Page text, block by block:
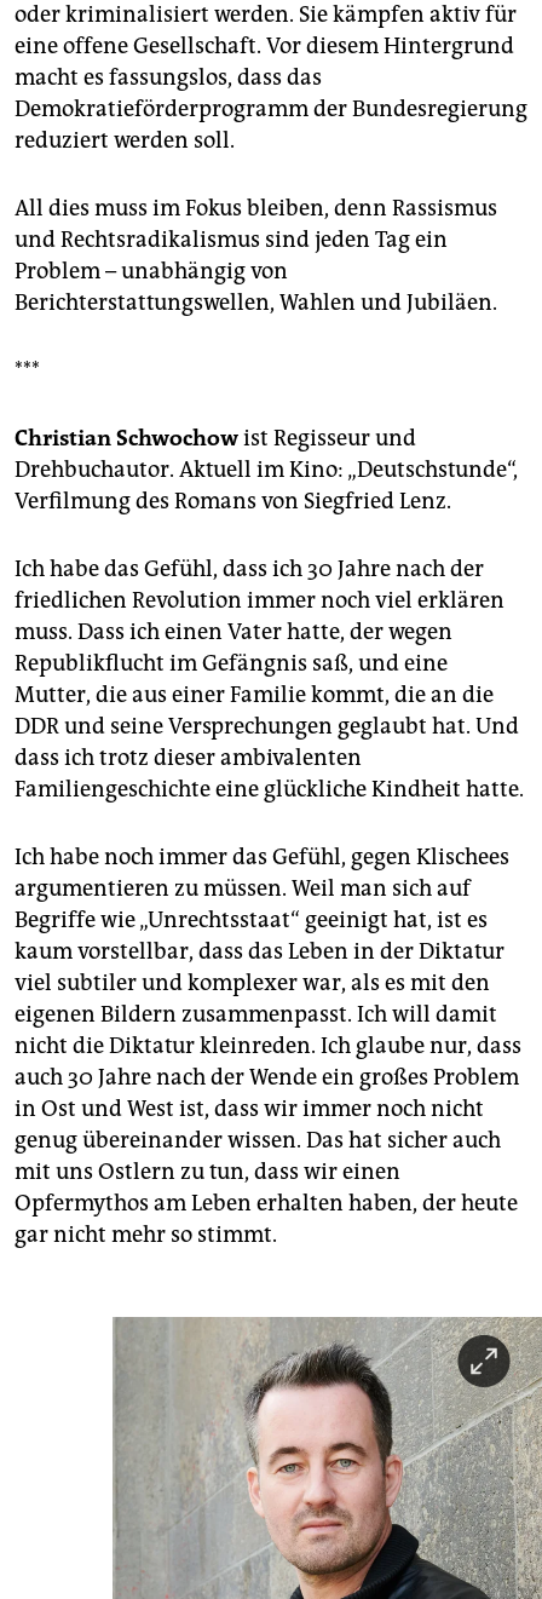
oder kriminalisiert werden. Sie kämpfen aktiv für
eine offene Gesellschaft. Vor diesem Hintergrund
macht es fassungslos, dass das
Demokratieförderprogramm der Bundesregierung
reduziert werden soll.
All dies muss im Fokus bleiben, denn Rassismus
und Rechtsradikalismus sind jeden Tag ein
Problem – unabhängig von
Berichterstattungswellen, Wahlen und Jubiläen.
***
Christian Schwochowist Regisseur und
Drehbuchautor. Aktuell im Kino: „Deutsch­stunde“,
Verfilmung des Romans von Siegfried Lenz.
Ich habe das Gefühl, dass ich 30 Jahre nach der
friedlichen Revolution immer noch viel erklären
muss. Dass ich einen Vater hatte, der wegen
Republikflucht im Gefängnis saß, und eine
Mutter, die aus einer Familie kommt, die an die
DDR und seine Versprechungen geglaubt hat. Und
dass ich trotz dieser ambivalenten
Familiengeschichte eine glückliche Kindheit hatte.
Ich habe noch immer das Gefühl, gegen Klischees
argumentieren zu müssen. Weil man sich auf
Begriffe wie „Unrechtsstaat“ geeinigt hat, ist es
kaum vorstellbar, dass das Leben in der Diktatur
viel subtiler und komplexer war, als es mit den
eigenen Bildern zusammenpasst. Ich will damit
nicht die Diktatur kleinreden. Ich glaube nur, dass
auch 30 Jahre nach der Wende ein großes Problem
in Ost und West ist, dass wir immer noch nicht
genug übereinander wissen. Das hat sicher auch
mit uns Ostlern zu tun, dass wir einen
Opfermythos am Leben erhalten haben, der heute
gar nicht mehr so stimmt.